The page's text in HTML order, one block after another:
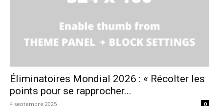
Éliminatoires Mondial 2026 : « Récolter les
points pour se rapprocher...
4 septembre 2025 0